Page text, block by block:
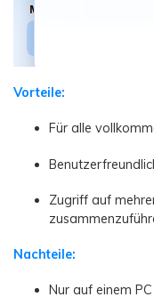
Vorteile:
Für alle
Zugriff auf
Nachteile:
Nur auf einem